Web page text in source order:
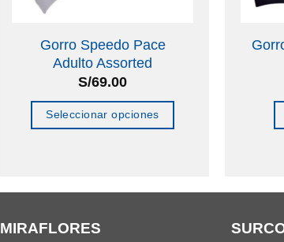
Gorro Speedo Pace
Adulto Assorted
S/69.00
Seleccionar opciones
MIRAFLORES